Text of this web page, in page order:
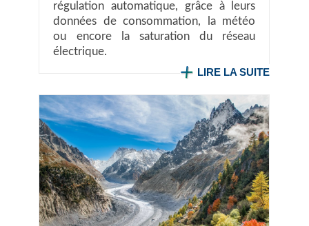
régulation automatique, grâce à leurs
données de consommation, la météo
ou encore la saturation du réseau
électrique.
LIRE LA SUITE